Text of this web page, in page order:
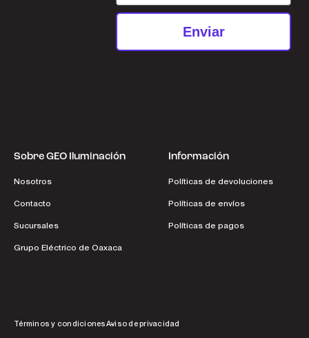
Enviar
Sobre GEO Iluminación
Nosotros
Contacto
Sucursales
Grupo Eléctrico de Oaxaca
Información
Políticas de devoluciones
Políticas de envíos
Políticas de pagos
Términos y condicionesAviso de privacidad